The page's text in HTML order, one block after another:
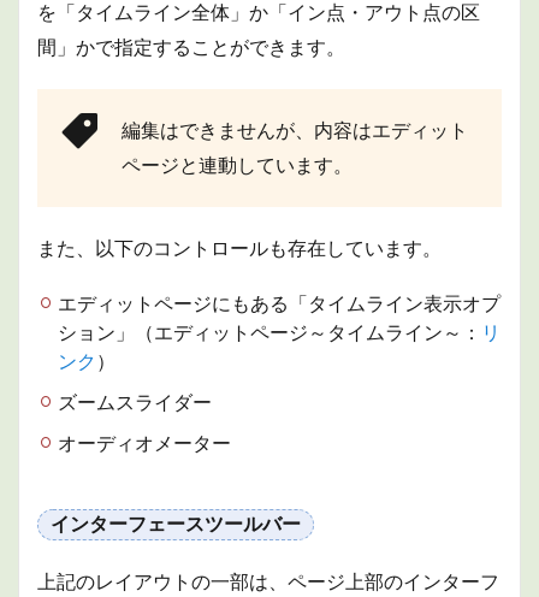
を「タイムライン全体」か「イン点・アウト点の区
間」かで指定することができます。
編集はできませんが、内容はエディット
ページと連動しています。
また、以下のコントロールも存在しています。
エディットページにもある「タイムライン表示オプ
ション」（エディットページ～タイムライン～： リ
ンク ）
ズームスライダー
オーディオメーター
インターフェースツールバー
上記のレイアウトの一部は、ページ上部のインターフ